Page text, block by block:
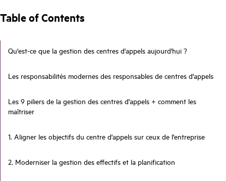
Table of Contents
Qu'est-ce que la gestion des centres d'appels aujourd'hui ?
Les responsabilités modernes des responsables de centres d'appels
Les 9 piliers de la gestion des centres d'appels + comment les
maîtriser
1. Aligner les objectifs du centre d'appels sur ceux de l'entreprise
2. Moderniser la gestion des effectifs et la planification